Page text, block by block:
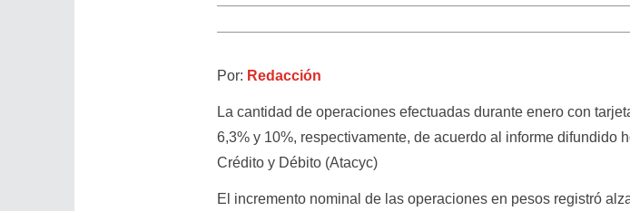
Por: Redacción
La cantidad de operaciones efectuadas durante enero con
6,3% y 10%, respectivamente, de acuerdo al informe difundido
Crédito y Débito (Atacyc)
El incremento nominal de las operaciones en pesos registró